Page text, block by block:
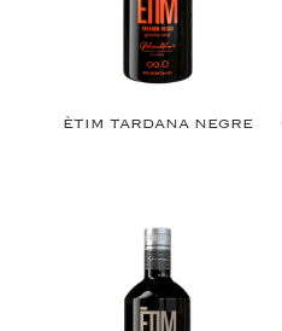
ÈTIM TARDANA NEGRE